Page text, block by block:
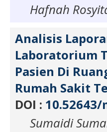
Hafnah
Analisis
Laboratorium
Pasien Di
Rumah Sakit
DOI :
Sumaidi